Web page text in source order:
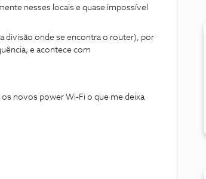
nesses locais e quase impossível
divisão onde se encontra o router), por
e acontece com
novos power Wi-Fi o que me deixa